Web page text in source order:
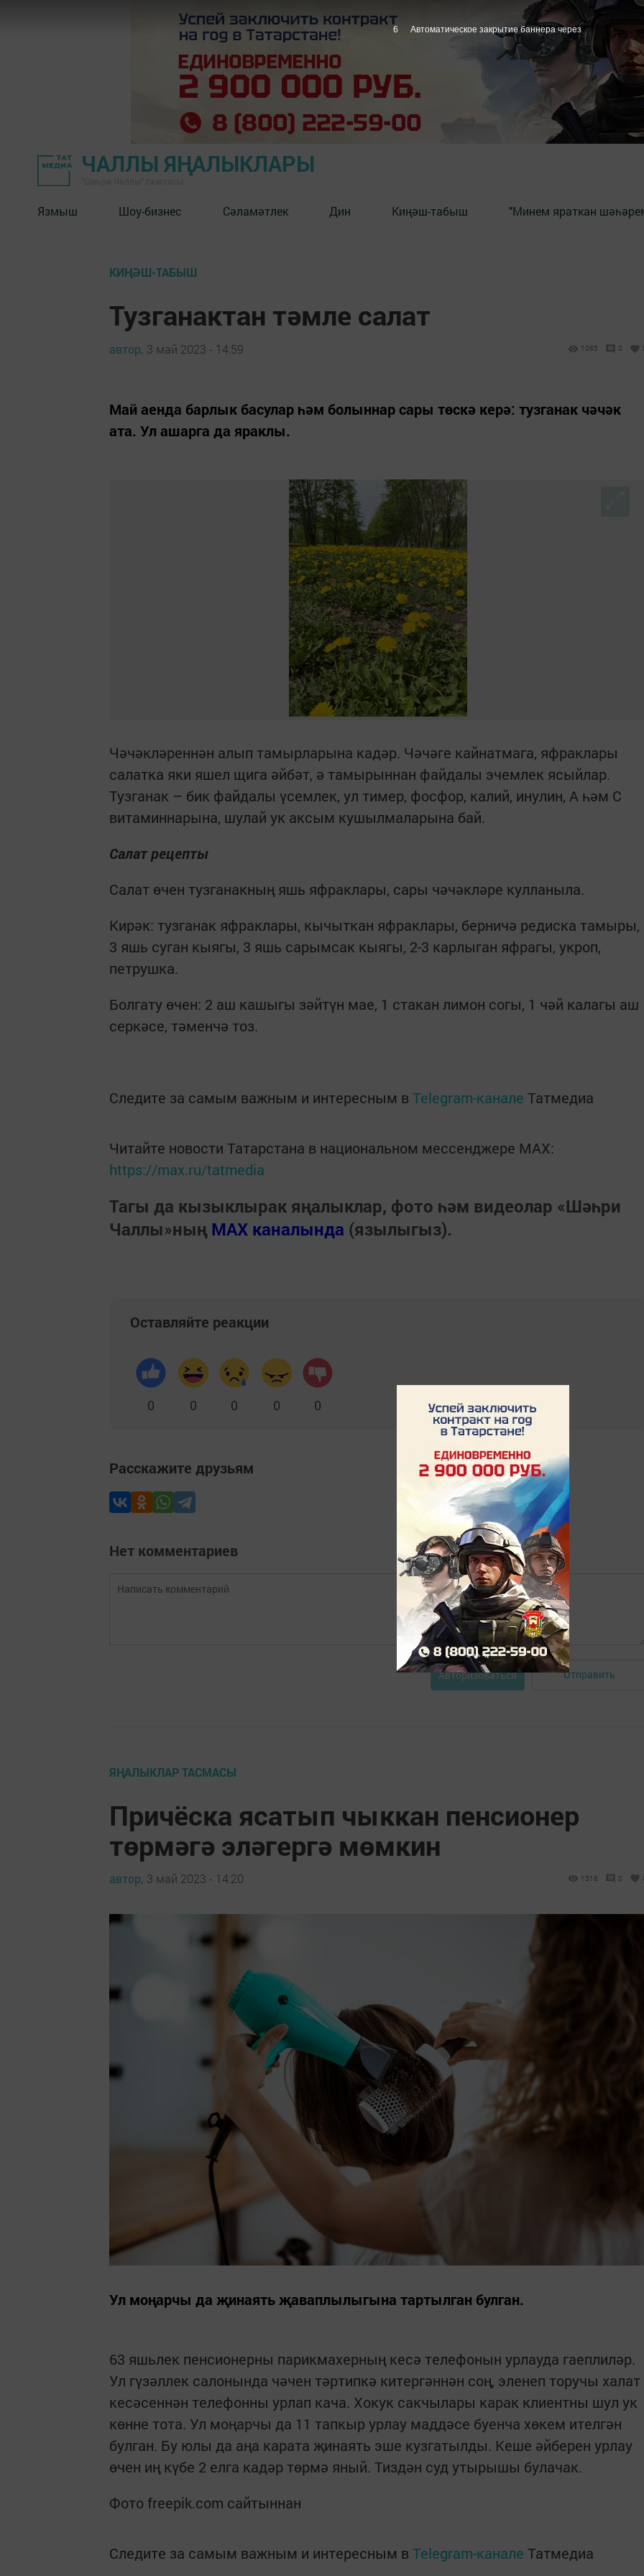
ЧАЛЛЫ ЯҢАЛЫКЛАРЫ
Язмыш Шоу-бизнес Сәламәтлек Дин Киңәш-табыш "Минем яраткан
КИҢӘШ-ТАБЫШ
Тузганактан тәмле салат
автор, 3 май 2023 - 14:59 1085 0
Май аенда барлык басулар һәм болыннар сары төскә керә: тузганак чәчәк
ата. Ул ашарга да яраклы.
Чәчәкләреннән алып тамырларына кадәр. Чәчәге кайнатмага, яфраклары
салатка яки яшел щига әйбәт, ә тамырыннан файдалы эчемлек ясыйлар.
Тузганак – бик файдалы үсемлек, ул тимер, фосфор, калий, инулин, А һәм С
витаминнарына, шулай ук аксым кушылмаларына бай.
Салат рецепты
Салат өчен тузганакның яшь яфраклары, сары чәчәкләре кулланыла.
Кирәк: тузганак яфраклары, кычыткан яфраклары, берничә редиска тамыры,
3 яшь суган кыягы, 3 яшь сарымсак кыягы, 2-3 карлыган яфрагы, укроп,
петрушка.
Болгату өчен: 2 аш кашыгы зәйтүн мае, 1 стакан лимон согы, 1 чәй калагы аш
серкәсе, тәменчә тоз.
Следите за самым важным и интересным в Telegram-канале Татмедиа
Читайте новости Татарстана в национальном мессенджере MАХ:
https://max.ru/tatmedia
Тагы да кызыклырак яңалыклар, фото һәм видеолар «Шәһри
Чаллы»ның MAX каналында (язылыгыз).
Оставляйте реакции
0 0 0 0 0
Расскажите друзьям
Нет комментариев
Авторизоваться Отправить
ЯҢАЛЫКЛАР ТАСМАСЫ
Причёска ясатып чыккан пенсионер
төрмәгә эләгергә мөмкин
автор, 3 май 2023 - 14:20 1318 0
Ул моңарчы да җинаять җаваплылыгына тартылган булган.
63 яшьлек пенсионерны парикмахерның кесә телефонын урлауда гаеплиләр.
Ул гүзәллек салонында чәчен тәртипкә китергәннән соң, эленеп торучы халат
кесәсеннән телефонны урлап кача. Хокук сакчылары карак клиентны шул ук
көнне тота. Ул моңарчы да 11 тапкыр урлау маддәсе буенча хөкем ителгән
булган. Бу юлы да аңа карата җинаять эше кузгатылды. Кеше әйберен урлау
өчен иң күбе 2 елга кадәр төрмә яный. Тиздән суд утырышы булачак.
Фото freepik.com сайтыннан
Следите за самым важным и интересным в Telegram-канале Татмедиа
5 Автоматическое закрытие баннера через